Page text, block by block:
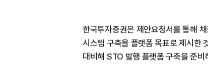
한국투자증권은 제안요청서를 통해
시스템 구축을 플랫폼 목표로 제시한
대비해 STO 발행 플랫폼 구축을 준비